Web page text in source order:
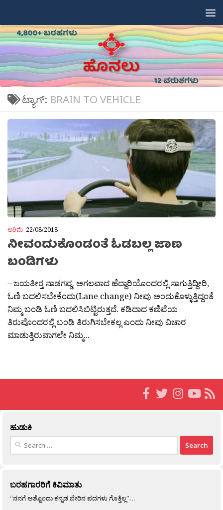
ಟ್ಯಾಗ್: BRAIN TO VEHICLE
ಅರಿಮೆ 22/08/2018
ನೀವಂದುಕೊಂಡಂತೆ ಓಡಬಲ್ಲ ಜಾಣ
ಬಂಡಿಗಳು
– ಜಯತೀರ‍್ತ ನಾಡಗವ್ಡ. ಅಗಲವಾದ ಹೆದ್ದಾರಿಯೊಂದರಲ್ಲಿ ಸಾಗುತ್ತಿದ್ದೀರಿ,
ಓಣಿ ಬದಲಿಸಬೇಕೆಂದು(Lane change) ನೀವು ಅಂದುಕೊಳ್ಳುತ್ತಿದ್ದಂತೆ
ನಿಮ್ಮ ಬಂಡಿ ಓಣಿ ಬದಲಿಸಿಬಿಟ್ಟಿರುತ್ತದೆ. ಕಡಿದಾದ ಕಣಿವೆಯ
ತಿರುವೊಂದರಲ್ಲಿ ಬಂಡಿ ತಿರುಗಿಸಬೇಕಲ್ಲ ಎಂದು ನೀವು ವಿಚಾರ
ಮಾಡುತ್ತಿರುವಾಗಲೇ ನಿಮ್ಮ...
ಹುಡುಕಿ
Search
ಬರಹಗಾರರಿಗೆ ಕಿವಿಮಾತು
“ನನಗೆ ಅಶ್ಟೊಂದು ಕನ್ನಡ ಬೇರಿನ ಪದಗಳು ಗೊತ್ತಿಲ್ಲ”…